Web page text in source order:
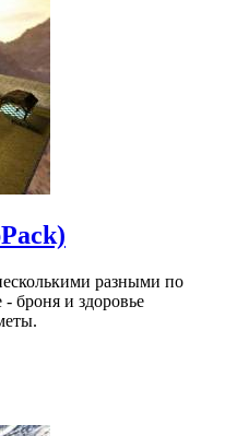
разными по
броня и здоровье